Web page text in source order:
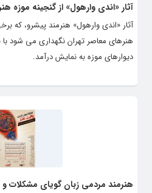
آثار «اندی وارهول» از گنجینه موزه
آثار «اندی وارهول» هنرمند پیشرو، که
هنرهای معاصر تهران نگهداری می شود با
دیوارهای موزه به نمایش درآمد.
هنرمند مردمی زبان گویای مشکلات